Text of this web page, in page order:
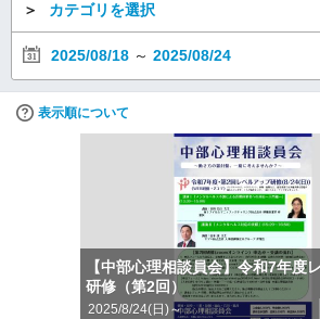
＞ カテゴリを選択
2025/08/18 ～ 2025/08/24
表示順について
【中部心理相談員会】令和7年度
研修（第2回）
2025/8/24(日)～